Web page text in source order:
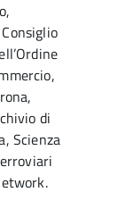
di
Scienza